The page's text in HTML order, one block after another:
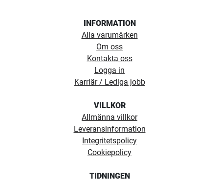
INFORMATION
Alla varumärken
Om oss
Kontakta oss
Logga in
Karriär / Lediga jobb
VILLKOR
Allmänna villkor
Leveransinformation
Integritetspolicy
Cookiepolicy
TIDNINGEN